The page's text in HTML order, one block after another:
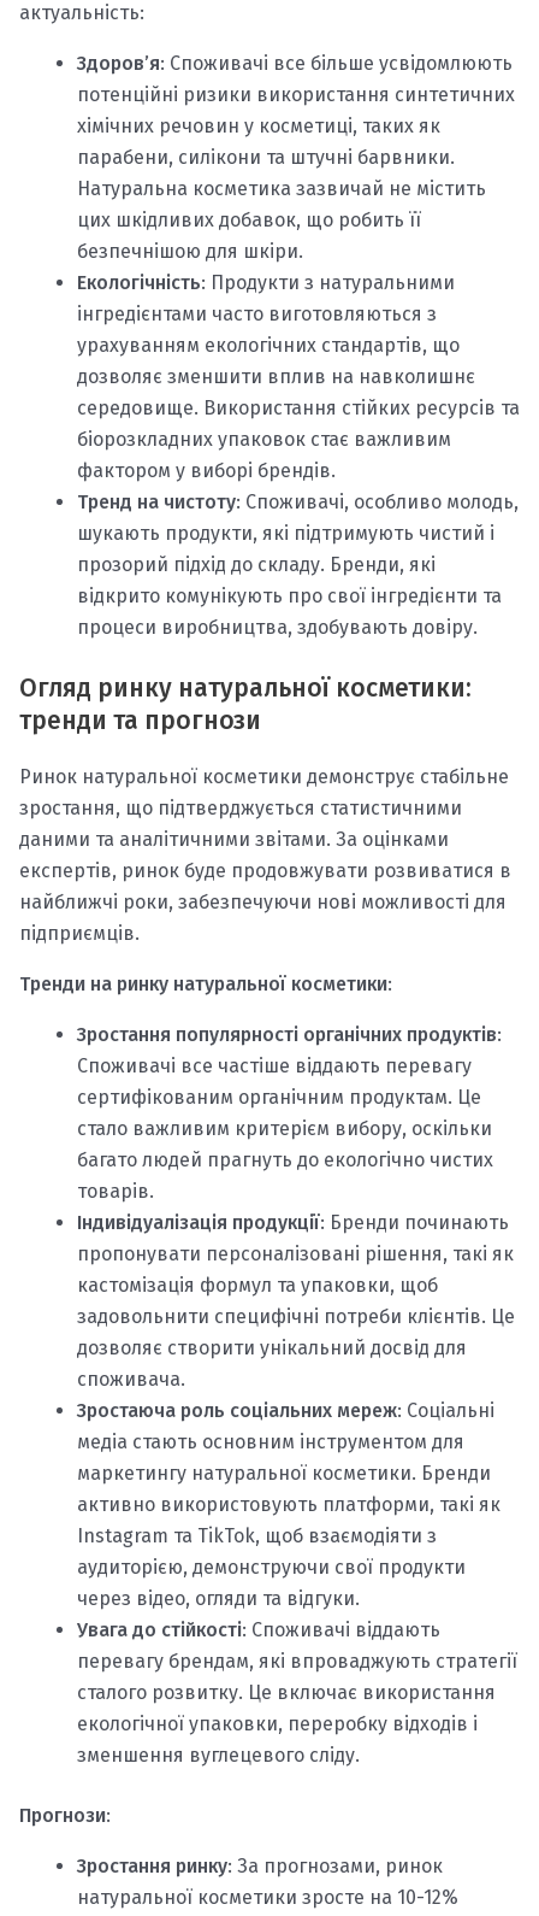
актуальність:
Здоров’я: Споживачі все більше усвідомлюють
потенційні ризики використання синтетичних
хімічних речовин у косметиці, таких як
парабени, силікони та штучні барвники.
Натуральна косметика зазвичай не містить
цих шкідливих добавок, що робить її
безпечнішою для шкіри.
Екологічність: Продукти з натуральними
інгредієнтами часто виготовляються з
урахуванням екологічних стандартів, що
дозволяє зменшити вплив на навколишнє
середовище. Використання стійких ресурсів та
біорозкладних упаковок стає важливим
фактором у виборі брендів.
Тренд на чистоту: Споживачі, особливо молодь,
шукають продукти, які підтримують чистий і
прозорий підхід до складу. Бренди, які
відкрито комунікують про свої інгредієнти та
процеси виробництва, здобувають довіру.
Огляд ринку натуральної косметики:
тренди та прогнози
Ринок натуральної косметики демонструє стабільне
зростання, що підтверджується статистичними
даними та аналітичними звітами. За оцінками
експертів, ринок буде продовжувати розвиватися в
найближчі роки, забезпечуючи нові можливості для
підприємців.
Тренди на ринку натуральної косметики:
Зростання популярності органічних продуктів:
Споживачі все частіше віддають перевагу
сертифікованим органічним продуктам. Це
стало важливим критерієм вибору, оскільки
багато людей прагнуть до екологічно чистих
товарів.
Індивідуалізація продукції: Бренди починають
пропонувати персоналізовані рішення, такі як
кастомізація формул та упаковки, щоб
задовольнити специфічні потреби клієнтів. Це
дозволяє створити унікальний досвід для
споживача.
Зростаюча роль соціальних мереж: Соціальні
медіа стають основним інструментом для
маркетингу натуральної косметики. Бренди
активно використовують платформи, такі як
Instagram та TikTok, щоб взаємодіяти з
аудиторією, демонструючи свої продукти
через відео, огляди та відгуки.
Увага до стійкості: Споживачі віддають
перевагу брендам, які впроваджують стратегії
сталого розвитку. Це включає використання
екологічної упаковки, переробку відходів і
зменшення вуглецевого сліду.
Прогнози:
Зростання ринку: За прогнозами, ринок
натуральної косметики зросте на 10-12%